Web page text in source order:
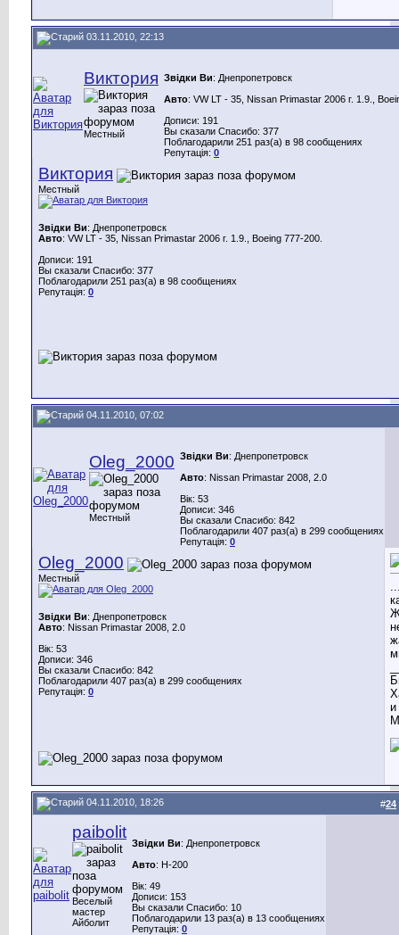
03.11.2010, 22:13
Виктория
Местный
Звідки Ви: Днепропетровск
Авто: VW LT - 35, Nissan Primastar 2006 г. 1.9.,
Дописи: 191
Вы сказали Спасибо: 377
Поблагодарили 251 раз(а) в 98 сообщениях
Репутація: 0
Виктория
Местный
Звідки Ви: Днепропетровск
Авто: VW LT - 35, Nissan Primastar 2006 г. 1.9., Boeing 777-200.
Дописи: 191
Вы сказали Спасибо: 377
Поблагодарили 251 раз(а) в 98 сообщениях
Репутація: 0
04.11.2010, 07:02
Oleg_2000
Местный
Звідки Ви: Днепропетровск
Авто: Nissan Primastar 2008, 2.0
Вік: 53
Дописи: 346
Вы сказали Спасибо: 842
Поблагодарили 407 раз(а) в 299 сообщениях
Репутація: 0
Oleg_2000
Местный
Звідки Ви: Днепропетровск
Авто: Nissan Primastar 2008, 2.0
Вік: 53
Дописи: 346
Вы сказали Спасибо: 842
Поблагодарили 407 раз(а) в 299 сообщениях
Репутація: 0
и
04.11.2010, 18:26 #24
paibolit
Веселый
мастер
Айболит
Звідки Ви: Днепропетровск
Авто: H-200
Вік: 49
Дописи: 153
Вы сказали Спасибо: 10
Поблагодарили 13 раз(а) в 13 сообщениях
Репутація: 0